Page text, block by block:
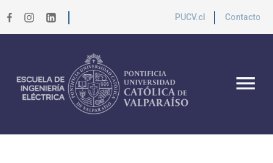
PUCV.cl Contacto
menu